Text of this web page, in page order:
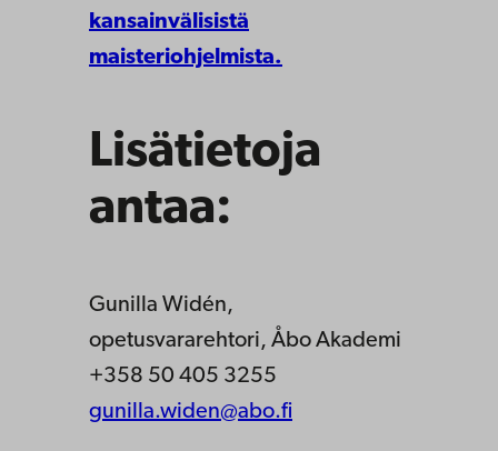
kansainvälisistä
maisteriohjelmista.
Lisätietoja
antaa:
Gunilla Widén,
opetusvararehtori, Åbo Akademi
+358 50 405 3255
gunilla.widen@abo.fi